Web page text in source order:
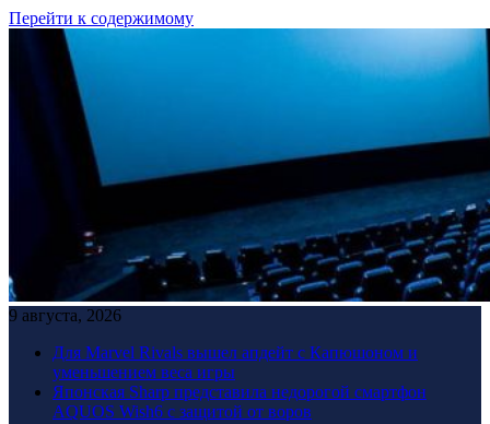
Перейти к содержимому
9 августа, 2026
Для Marvel Rivals вышел апдейт с Капюшоном и
уменьшением веса игры
Японская Sharp представила недорогой смартфон
AQUOS Wish6 с защитой от воров